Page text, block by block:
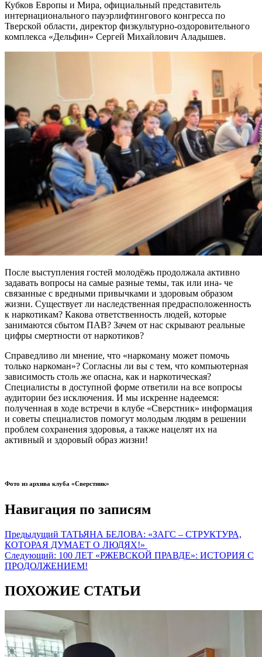
Кубков Европы и Мира, официальный представитель
интернационального пауэрлифтингового конгресса по
Тверской области, директор физкультурно-оздоровительного
комплекса «Дельфин» Сергей Михайлович Аладышев.
После выступления гостей молодёжь продолжала активно
задавать вопросы на самые разные темы, так или ина- че
связанные с вредными привычками и здоровым образом
жизни. Существует ли наследственная предрасположенность
к наркотикам? Какова ответственность людей, которые
занимаются сбытом ПАВ? Зачем от нас скрывают реальные
цифры смертности от наркотиков?
Справедливо ли мнение, что «наркоману может помочь
только наркоман»? Согласны ли вы с тем, что компьютерная
зависимость столь же опасна, как и наркотическая?
Специалисты в доступной форме ответили на все вопросы
аудитории без исключения. И мы искренне надеемся:
полученная в ходе встречи в клубе «Сверстник» информация
и советы специалистов помогут молодым людям в решении
проблем сохранения здоровья, а также нацелят их на
активный и здоровый образ жизни!
Фото из архива клуба «Сверстник»
Навигация по записям
Предыдущий ТАТЬЯНА БЕЛОВА: «ЗАГС – СТРУКТУРА,
КОТОРАЯ ДУМАЕТ О ЛЮДЯХ!»
Следующий: 100 ЛЕТ «РЖЕВСКОЙ ПРАВДЕ»: ИСТОРИЯ С
ПРОДОЛЖЕНИЕМ!
ПОХОЖИЕ СТАТЬИ